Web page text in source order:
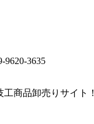
9620-3635
商品卸売りサイト！